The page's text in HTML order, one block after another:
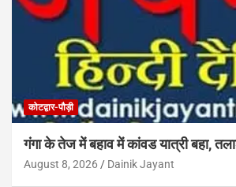
कोटद्वार-पौड़ी
गंगा के तेज में बहाव में कांवड यात्री बहा,
August 8, 2026 Dainik Jayant